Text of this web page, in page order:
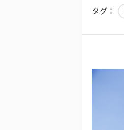
タグ：